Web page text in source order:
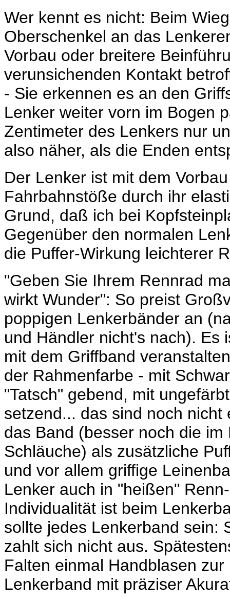
Wer kennt es nicht: Beim
Oberschenkel an das
Vorbau oder breitere
verunsichenden Kontakt
- Sie erkennen es an den
Lenker weiter vorn im Bogen
Zentimeter des Lenkers nur
also näher, als die Enden
Der Lenker ist mit dem
Fahrbahnstöße durch ihr
Grund, daß ich bei
Gegenüber den normalen
die Puffer-Wirkung leichterer
"Geben Sie Ihrem Rennrad
wirkt Wunder": So preist
poppigen Lenkerbänder an
und Händler nicht's nach). Es
mit dem Griffband
der Rahmenfarbe - mit
"Tatsch" gebend, mit
setzend... das sind noch
das Band (besser noch die
Schläuche) als zusätzliche
und vor allem griffige
Lenker auch in "heißen"
Individualität ist beim
sollte jedes Lenkerband sein:
zahlt sich nicht aus.
Falten einmal Handblasen
Lenkerband mit präziser